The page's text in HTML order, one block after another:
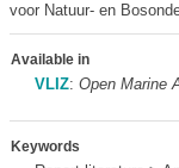
voor Natuur- en
Available in
VLIZ: Open Marine
Keywords